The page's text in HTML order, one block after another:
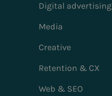
Digital advertising
Media
Creative
Retention & CX
Web & SEO